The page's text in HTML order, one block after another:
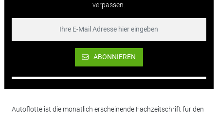
verpassen.
ABONNIEREN
Autoflotte ist die monatlich erscheinende Fachzeitschrift für den